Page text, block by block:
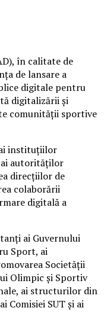
în calitate de
de lansare a
digitale pentru
digitalizării și
comunității sportive
instituțiilor
autorităților
direcțiilor de
colaborării
digitală a
ai Guvernului
Sport, ai
Societății
Olimpic și Sportiv
ai structurilor din
Comisiei SUT și ai